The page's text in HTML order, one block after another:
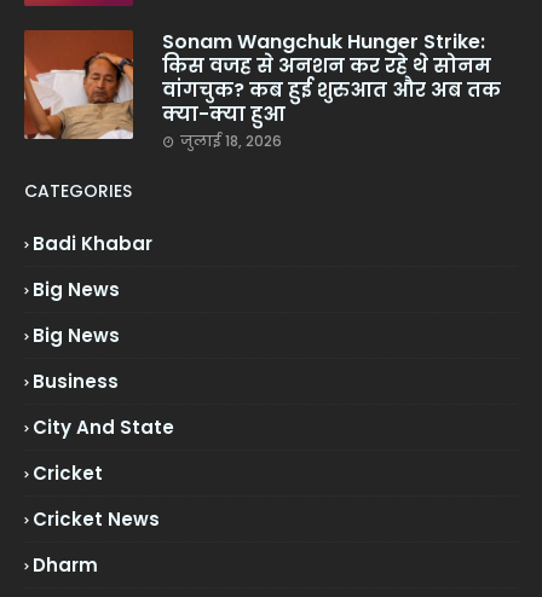
Sonam Wangchuk Hunger Strike:
किस वजह से अनशन कर रहे थे सोनम
वांगचुक? कब हुई शुरुआत और अब तक
क्या-क्या हुआ
जुलाई 18, 2026
CATEGORIES
Badi Khabar
Big News
Big News
Business
City And State
Cricket
Cricket News
Dharm